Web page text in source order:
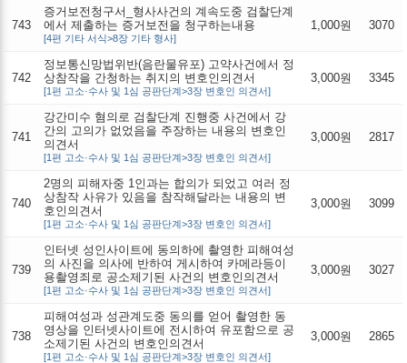
743
증거보전청구서_형사사건의 계속도중 검찰단계
에서 제출하는 증거보전을 청구하는내용
[4편 기타 서식>8장 기타 형사]
1,000원 3070
742
정보통신망법위반(음란물유포) 고약사건에서 정
상참작을 간청하는 취지의 변호인의견서
[1편 고소·수사 및 1심 공판단계>3장 변호인 의견서]
3,000원 3345
741
강간미수 혐의로 검찰단계 진행중 사건에서 강
간의 고의가 없었음을 주장하는 내용의 변호인
의견서
[1편 고소·수사 및 1심 공판단계>3장 변호인 의견서]
3,000원 2817
740
2명의 피해자중 1인과는 합의가 되었고 여러 정
상참작 사유가 있음을 참작해달라는 내용의 변
호인의견서
[1편 고소·수사 및 1심 공판단계>3장 변호인 의견서]
3,000원 3099
739
인터넷 성인사이트에 동의하에 촬영한 피해여성
의 사진을 의사에 반하여 게시하여 카메라등이
용촬영죄로 공소제기된 사건의 변호인의견서
[1편 고소·수사 및 1심 공판단계>3장 변호인 의견서]
3,000원 3027
738
피해여성과 성관계도중 동의를 얻어 촬영한 동
영상을 인터넷사이트에 전시하여 유포함으로 공
소제기된 사건의 변호인의견서
[1편 고소·수사 및 1심 공판단계>3장 변호인 의견서]
3,000원 2865